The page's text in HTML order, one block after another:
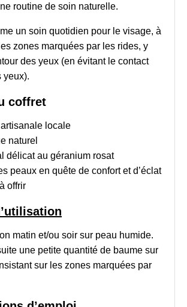
routine de soin naturelle.
un soin quotidien pour le visage, à
zones marquées par les rides, y
des yeux (en évitant le contact
yeux).
coffret
locale
naturel
délicat au géranium rosat
peaux en quête de confort et d’éclat
offrir
matin et/ou soir sur peau humide.
une petite quantité de baume sur
sur les zones marquées par